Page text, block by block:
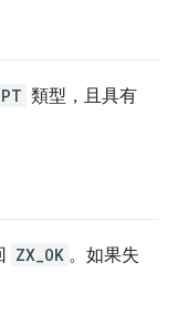
類型，且具有
ZX_OK 。如果失